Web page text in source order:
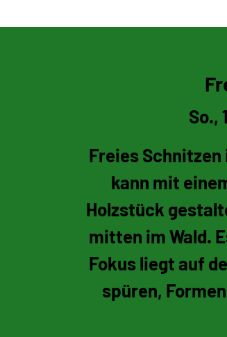
So.,
Freies
kann mit
Holzstück
mitten im Wald.
Fokus liegt auf
spüren,